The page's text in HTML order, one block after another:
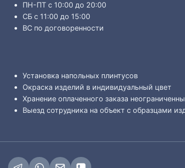
ПН-ПТ с 10:00 до 20:00
СБ с 11:00 до 15:00
ВС по договоренности
Установка напольных плинтусов
Окраска изделий в индивидуальный цвет
Хранение оплаченного заказа
Выезд сотрудника на объект с образцами